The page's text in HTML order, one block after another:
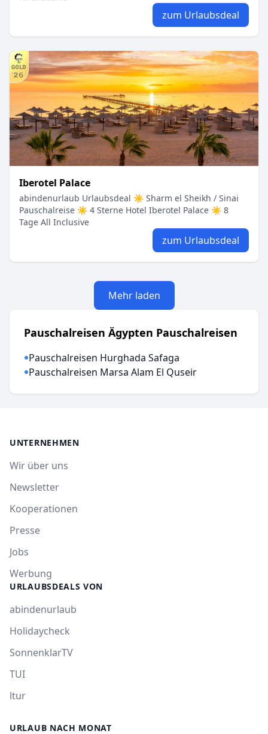
zum Urlaubsdeal
Iberotel Palace
abindenurlaub Urlaubsdeal ☀ Sharm el Sheikh / Sinai
Pauschalreise ☀ 4 Sterne Hotel Iberotel Palace ☀ 8
Tage All Inclusive
zum Urlaubsdeal
Mehr laden
Pauschalreisen Ägypten Pauschalreisen
Pauschalreisen Hurghada Safaga
Pauschalreisen Marsa Alam El Quseir
UNTERNEHMEN
Wir über uns
Newsletter
Kooperationen
Presse
Jobs
Werbung
URLAUBSDEALS VON
abindenurlaub
Holidaycheck
SonnenklarTV
TUI
ltur
URLAUB NACH MONAT